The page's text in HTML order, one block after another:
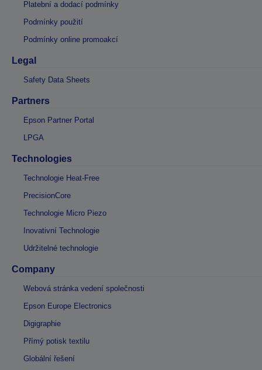
Platební a dodací podmínky
Podmínky použití
Podmínky online promoakcí
Legal
Safety Data Sheets
Partners
Epson Partner Portal
LPGA
Technologies
Technologie Heat-Free
PrecisionCore
Technologie Micro Piezo
Inovativní Technologie
Udržitelné technologie
Company
Webová stránka vedení společnosti
Epson Europe Electronics
Digigraphie
Přímý potisk textilu
Globální řešení